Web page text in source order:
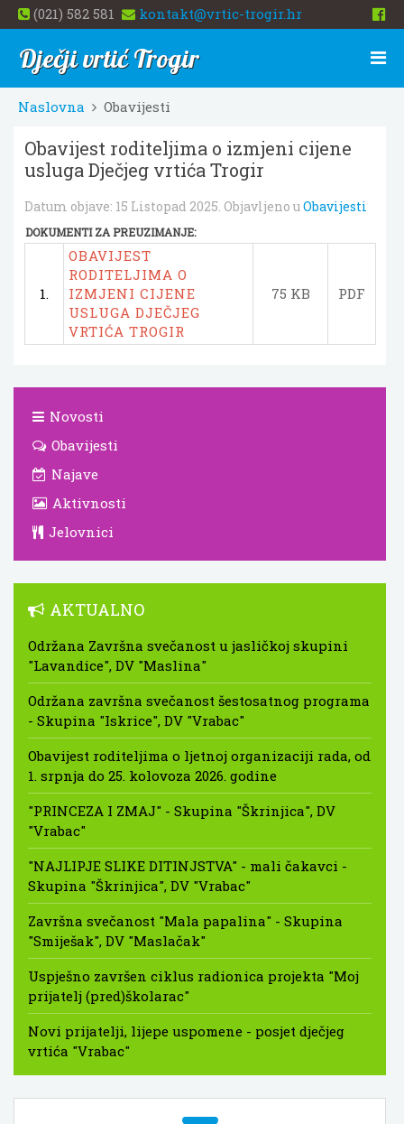
(021) 582 581 kontakt@vrtic-trogir.hr
Dječji vrtić Trogir
Naslovna Obavijesti
Obavijest roditeljima o izmjeni cijene
usluga Dječjeg vrtića Trogir
Datum objave: 15 Listopad 2025. Objavljeno uObavijesti
DOKUMENTI ZA PREUZIMANJE:
1.
OBAVIJEST
RODITELJIMA O
IZMJENI CIJENE
USLUGA DJEČJEG
VRTIĆA TROGIR
75 KB PDF
Novosti
Obavijesti
Najave
Aktivnosti
Jelovnici
AKTUALNO
Održana Završna svečanost u jasličkoj skupini
"Lavandice", DV "Maslina"
Održana završna svečanost šestosatnog programa
- Skupina "Iskrice", DV "Vrabac"
Obavijest roditeljima o ljetnoj organizaciji rada, od
1. srpnja do 25. kolovoza 2026. godine
"PRINCEZA I ZMAJ" - Skupina "Škrinjica", DV
"Vrabac"
"NAJLIPJE SLIKE DITINJSTVA" - mali čakavci -
Skupina "Škrinjica", DV "Vrabac"
Završna svečanost "Mala papalina" - Skupina
"Smiješak", DV "Maslačak"
Uspješno završen ciklus radionica projekta "Moj
prijatelj (pred)školarac"
Novi prijatelji, lijepe uspomene - posjet dječjeg
vrtića "Vrabac"